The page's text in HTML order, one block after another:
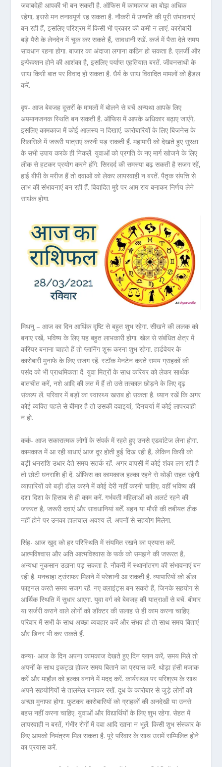
जवाबदेही आपकी भी बन सकती है. ऑफिस में कामकाज का बोझ अधिक
रहेगा, इससे मन तनावपूर्ण रह सकता है. नौकरी में उन्नति की पूरी संभावनाएं
बन रही हैं, इसलिए परिश्रम में किसी भी प्रकार की कमी न लाएं. कारोबारी
बड़े पैसे के लेनदेन में चूक कर सकते हैं, सावधानी रखें. कर्ज में पैसा देते समय
सावधान रहना होगा. बाजार का अंदाजा लगाना कठिन हो सकता है. एलर्जी और
इन्फेक्शन होने की आशंका है, इसलिए पर्याप्त एहतियात बरतें. जीवनसाथी के
साथ किसी बात पर विवाद हो सकता है. धैर्य के साथ विवादित मामलों को हैंडल
करें.
वृष- आज बेवजह दूसरों के मामलों में बोलने से बचें अन्यथा आपके लिए
अपमानजनक स्थिति बन सकती है. ऑफिस में आपके अधिकार बढ़ाए जाएंगे,
इसलिए कामकाज में कोई आलस्य न दिखाएं. कारोबारियों के लिए बिजनेस के
सिलसिले में जरूरी यात्राएं करनी पड़ सकती हैं. महामारी को देखते हुए सुरक्षा
के सभी उपाय करके ही निकलें. युवाओं को प्रगति के नए मार्ग खोजने के लिए
लीक से हटकर प्रयोग करने होंगे. सिरदर्द की समस्या बढ़ सकती है सजग रहें,
हाई बीपी के मरीज हैं तो दवाओं को लेकर लापरवाही न बरतें. पैतृक संपत्ति से
लाभ की संभावनाएं बन रही हैं. विवादित मुद्दे पर आम राय बनाकर निर्णय लेने
सार्थक होगा.
मिथनु – आज का दिन आर्थिक दृष्टि से बहुत शुभ रहेगा. सीखने की ललक को
बनाए रखें, भविष्य के लिए यह बहुत लाभकारी होगा. खेल से संबंधित क्षेत्र में
करियर बनाना चाहते हैं तो प्लानिंग शुरू करना शुभ रहेगा. हार्डवेयर के
कारोबारी मुनाफे के लिए सजग रहें. स्टॉक मेनटेन करते समय ग्राहकों की
पसंद को भी प्राथमिकता दें. युवा मित्रों के साथ करियर को लेकर सार्थक
बातचीत करें, नशे आदि की लत में हैं तो उसे तत्काल छोड़ने के लिए दृढ़
संकल्प लें. परिवार में बड़ों का स्वास्थ्य खराब हो सकता है. ध्यान रखें कि अगर
कोई व्यक्ति पहले से बीमार है तो उसकी दवाइयां, दिनचर्या में कोई लापरवाही
न हो.
कर्क- आज सकारात्मक लोगों के संपर्क में रहते हुए उनसे एडवांटेज लेना होगा.
कामकाज में आ रही बाधाएं आज दूर होती हुई दिख रही हैं, लेकिन किसी को
बड़ी धनराशि उधार देते समय सतर्क रहें. अगर वापसी में कोई शंका लग रही है
तो छोटी धनराशि ही दें. ऑफिस का कामकाज हल्का रहने से थोड़ी राहत रहेगी.
व्यापारियों को बड़ी डील करने में कोई देरी नहीं करनी चाहिए. वहीं भविष्य की
दशा दिशा के हिसाब से ही काम करें. गर्भवती महिलाओं को अलर्ट रहने की
जरूरत है, जरूरी दवाएं और सावधानियां बर्तें. बहन या मौसी की तबीयत ठीक
नहीं होने पर उनका हालचाल अवश्य लें. अपनों से सहयोग मिलेगा.
सिंह- आज खुद को हर परिस्थिति में संयमित रखने का प्रयास करें.
आत्मविश्वास और अति आत्मविश्वास के फर्क को समझने की जरूरत है,
अन्यथा नुकसान उठाना पड़ सकता है. नौकरी में स्थानांतरण की संभावनाएं बन
रही है. मनचाहा ट्रांसफर मिलने में परेशानी आ सकती है. व्यापारियों को डील
फाइनल करते समय सजग रहें. नए क्लाइंट्स बन सकते हैं, जिनके सहयोग से
आर्थिक स्थिति में सुधार आएगा. युवा वर्ग को बेवजह की यात्राओं से बचें. बीमार
या सर्जरी कराने वाले लोगों को डॉक्टर की सलाह से ही काम करना चाहिए.
परिवार में सभी के साथ अच्छा व्यवहार करें और संभव हो तो साथ समय बिताएं
और डिनर भी कर सकते हैं.
कन्या- आज के दिन अपना कामकाज देखते हुए दिन प्लान करें, समय मिले तो
अपनों के साथ इकट्ठा होकर समय बिताने का प्रयास करें. थोड़ा हंसी मजाक
करें और माहौल को हल्का बनाने में मदद करें. कार्यस्थल पर परिश्रम के साथ
अपने सहयोगियों से तालमेल बनाकर रखें. दूध के कारोबार से जुड़े लोगों को
अच्छा मुनाफा होगा. फुटकर कारोबारियों को ग्राहकों की अनदेखी या उनसे
बहस नहीं करना चाहिए. युवाओं और विद्यार्थियों के लिए शुभ रहेगा. सेहत में
लापरवाही न बरतें, गंभीर रोगों में दवा आदि खाना न भूलें. किसी शुभ संस्कार के
लिए आपको निमंत्रण मिल सकता है. पूरे परिवार के साथ उसमें सम्मिलित होने
का प्रयास करें.